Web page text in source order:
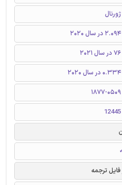
ژورنال
2.094 در سال 2020
76 در سال 2021
0.334 در سال 2020
1877-0509
12445
ترجمه